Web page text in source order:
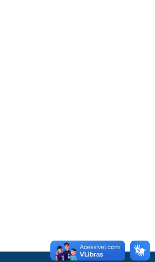
do Desenvolvimento
Rural e Pesqueiro de